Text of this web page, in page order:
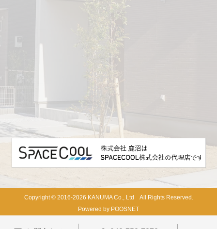
Copyright © 2016-2026 KANUMA Co., Ltd All Rights Reserved.
Powered by POOSNET